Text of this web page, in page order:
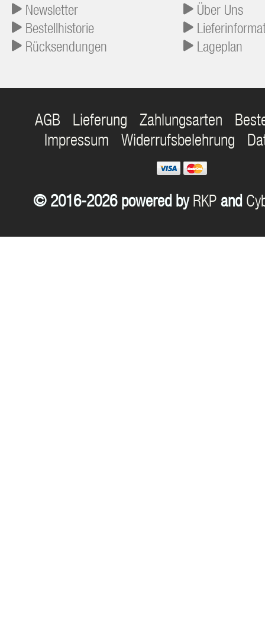
Newsletter
Bestellhistorie
Rücksendungen
Über Uns
Lageplan
AGB Lieferung Zahlungsarten
Impressum
Widerrufsbelehrung
© 2016-2026 powered by RKP and